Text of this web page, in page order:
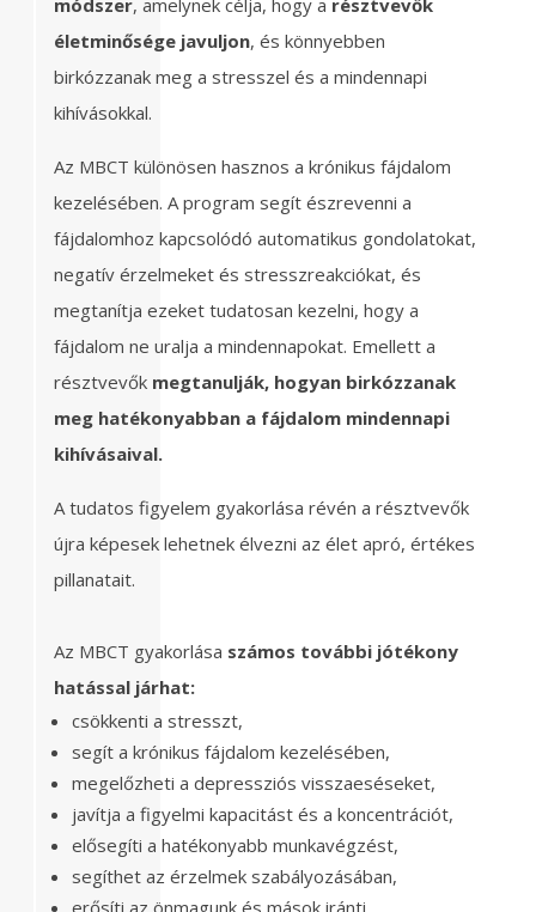
módszer, amelynek célja, hogy a résztvevők
életminősége javuljon, és könnyebben
birkózzanak meg a stresszel és a mindennapi
kihívásokkal.
Az MBCT különösen hasznos a krónikus fájdalom
kezelésében. A program segít észrevenni a
fájdalomhoz kapcsolódó automatikus gondolatokat,
negatív érzelmeket és stresszreakciókat, és
megtanítja ezeket tudatosan kezelni, hogy a
fájdalom ne uralja a mindennapokat. Emellett a
résztvevők megtanulják, hogyan birkózzanak
meg hatékonyabban a fájdalom mindennapi
kihívásaival.
A tudatos figyelem gyakorlása révén a résztvevők
újra képesek lehetnek élvezni az élet apró, értékes
pillanatait.
Az MBCT gyakorlása számos további jótékony
hatással járhat:
csökkenti a stresszt,
segít a krónikus fájdalom kezelésében,
megelőzheti a depressziós visszaeséseket,
javítja a figyelmi kapacitást és a koncentrációt,
elősegíti a hatékonyabb munkavégzést,
segíthet az érzelmek szabályozásában,